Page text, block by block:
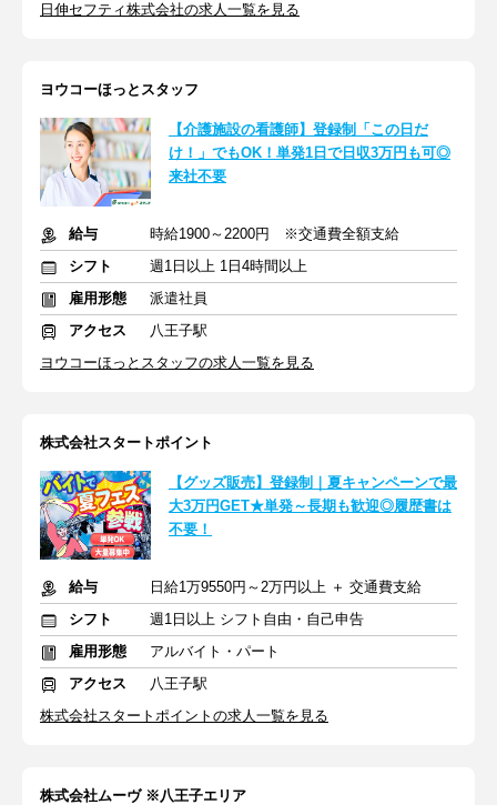
日伸セフティ株式会社の求人一覧を見る
ヨウコーほっとスタッフ
【介護施設の看護師】登録制「この日だ
け！」でもOK！単発1日で日収3万円も可◎
来社不要
給与
時給1900～2200円 ※交通費全額支給
シフト
週1日以上 1日4時間以上
雇用形態
派遣社員
アクセス
八王子駅
ヨウコーほっとスタッフの求人一覧を見る
株式会社スタートポイント
【グッズ販売】登録制｜夏キャンペーンで最
大3万円GET★単発～長期も歓迎◎履歴書は
不要！
給与
日給1万9550円～2万円以上 ＋ 交通費支給
シフト
週1日以上 シフト自由・自己申告
雇用形態
アルバイト・パート
アクセス
八王子駅
株式会社スタートポイントの求人一覧を見る
株式会社ムーヴ ※八王子エリア